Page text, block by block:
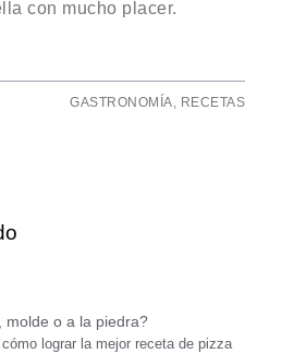
con mucho placer.
GASTRONOMÍA, RECETAS
molde o a la piedra?
lograr la mejor receta de pizza